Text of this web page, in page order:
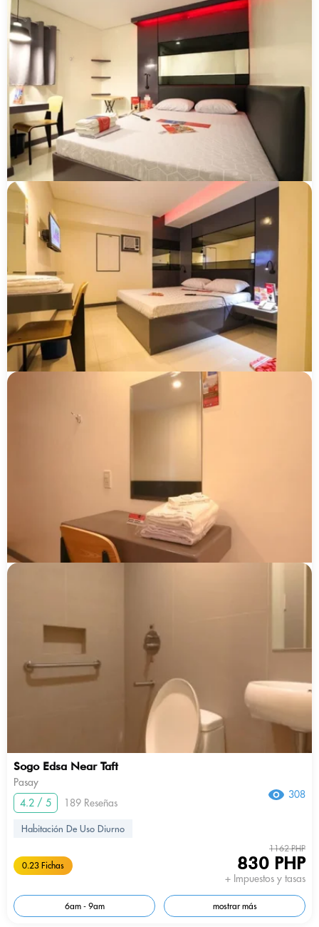
Sogo Edsa Near Taft
Pasay
4.2 / 5
189 Reseñas
308
Habitación De Uso Diurno
0.23 Fichas
1162 PHP
830 PHP
+ Impuestos y tasas
6am - 9am mostrar más